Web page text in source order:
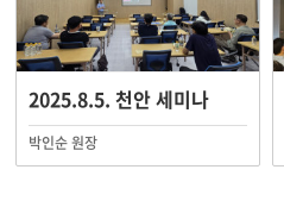
2025.8.5. 천안 세미나
박인순 원장